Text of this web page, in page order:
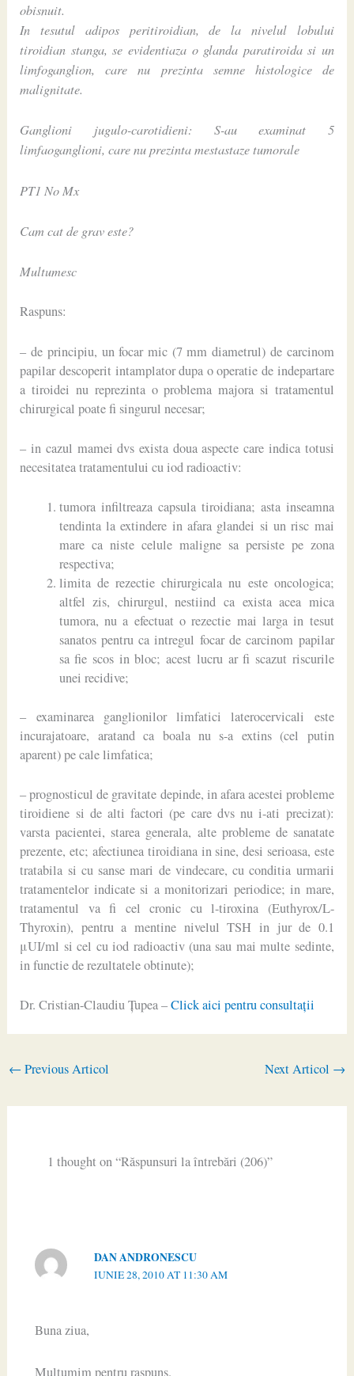
obisnuit.
In tesutul adipos peritiroidian, de la nivelul lobului
tiroidian stanga, se evidentiaza o glanda paratiroida si un
limfoganglion, care nu prezinta semne histologice de
malignitate.
Ganglioni jugulo-carotidieni: S-au examinat 5
limfaoganglioni, care nu prezinta mestastaze tumorale
PT1 No Mx
Cam cat de grav este?
Multumesc
Raspuns:
– de principiu, un focar mic (7 mm diametrul) de carcinom
papilar descoperit intamplator dupa o operatie de indepartare
a tiroidei nu reprezinta o problema majora si tratamentul
chirurgical poate fi singurul necesar;
– in cazul mamei dvs exista doua aspecte care indica totusi
necesitatea tratamentului cu iod radioactiv:
tumora infiltreaza capsula tiroidiana; asta inseamna
tendinta la extindere in afara glandei si un risc mai
mare ca niste celule maligne sa persiste pe zona
respectiva;
limita de rezectie chirurgicala nu este oncologica;
altfel zis, chirurgul, nestiind ca exista acea mica
tumora, nu a efectuat o rezectie mai larga in tesut
sanatos pentru ca intregul focar de carcinom papilar
sa fie scos in bloc; acest lucru ar fi scazut riscurile
unei recidive;
– examinarea ganglionilor limfatici laterocervicali este
incurajatoare, aratand ca boala nu s-a extins (cel putin
aparent) pe cale limfatica;
– prognosticul de gravitate depinde, in afara acestei probleme
tiroidiene si de alti factori (pe care dvs nu i-ati precizat):
varsta pacientei, starea generala, alte probleme de sanatate
prezente, etc; afectiunea tiroidiana in sine, desi serioasa, este
tratabila si cu sanse mari de vindecare, cu conditia urmarii
tratamentelor indicate si a monitorizari periodice; in mare,
tratamentul va fi cel cronic cu l-tiroxina (Euthyrox/L-
Thyroxin), pentru a mentine nivelul TSH in jur de 0.1
μUI/ml si cel cu iod radioactiv (una sau mai multe sedinte,
in functie de rezultatele obtinute);
Dr. Cristian-Claudiu Ţupea –Click aici pentru consultaţii
← Previous Articol Next Articol →
1 thought on “Răspunsuri la întrebări (206)”
DAN ANDRONESCU
IUNIE 28, 2010 AT 11:30 AM
Buna ziua,
Multumim pentru raspuns.